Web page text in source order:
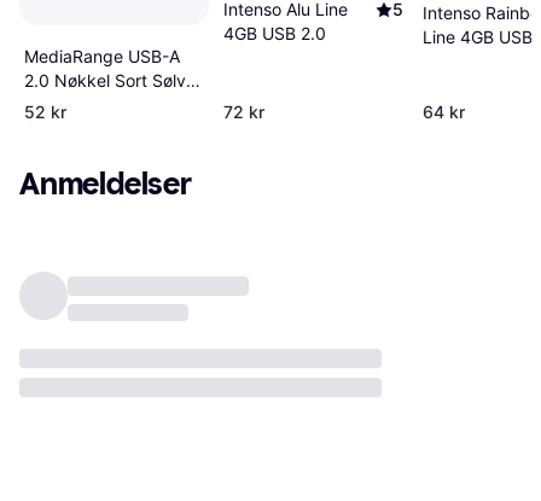
MediaRange USB-A
2.0 Nøkkel Sort Sølv
4GB
52 kr
Intenso Alu Line
4GB USB 2.0
5
72 kr
Intenso
Line 4GB USB
64 kr
Anmeldelser